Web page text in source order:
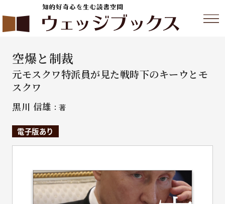
空爆と制裁
元モスクワ特派員が見た戦時下のキーウとモ
スクワ
黒川 信雄 ：著
電子版あり